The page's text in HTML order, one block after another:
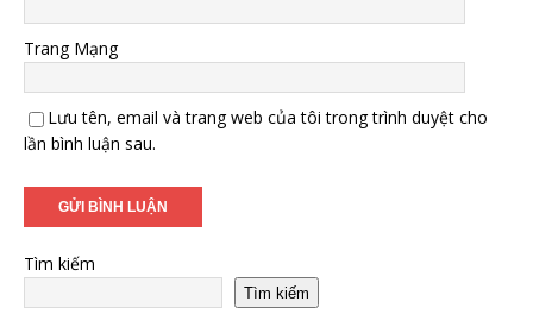
Trang Mạng
Lưu tên, email và trang web của tôi trong trình duyệt cho
lần bình luận sau.
Tìm kiếm
Tìm kiếm